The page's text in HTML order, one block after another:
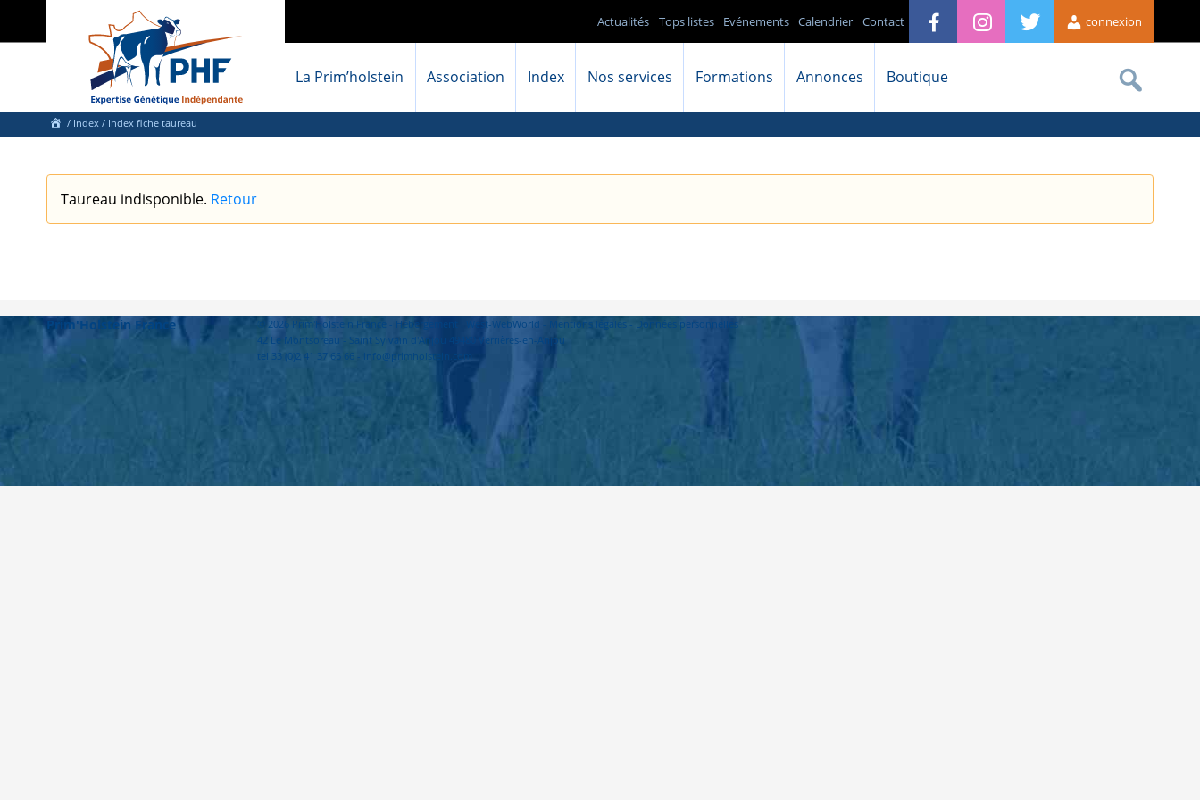
connexion
Contact
Calendrier
Evénements
Tops listes
Actualités
La Prim’holstein Association Index Nos services Formations Annonces Boutique
/ Index / Index fiche taureau
Taureau indisponible. Retour
Prim'Holstein France © 2026 Prim'Holstein France - Hébergement : West-WebWorld - Mentions légales- Données personnelles
42 Le Montsoreau - Saint Sylvain d'Anjou 49480 Verrières-en-Anjou
tel 33 (0)2 41 37 66 66 - info@primholstein.com